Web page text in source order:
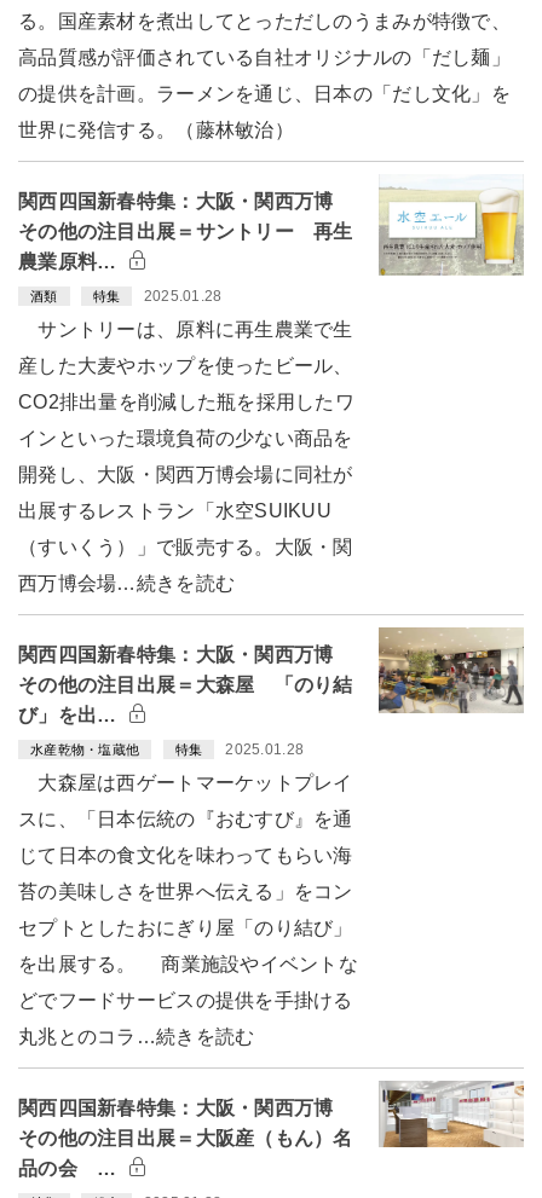
る。国産素材を煮出してとっただしのうまみが特徴で、
高品質感が評価されている自社オリジナルの「だし麺」
の提供を計画。ラーメンを通じ、日本の「だし文化」を
世界に発信する。（藤林敏治）
関西四国新春特集：大阪・関西万博
その他の注目出展＝サントリー 再生
農業原料…
酒類 特集 2025.01.28
サントリーは、原料に再生農業で生
産した大麦やホップを使ったビール、
CO2排出量を削減した瓶を採用したワ
インといった環境負荷の少ない商品を
開発し、大阪・関西万博会場に同社が
出展するレストラン「水空SUIKUU
（すいくう）」で販売する。大阪・関
西万博会場…続きを読む
関西四国新春特集：大阪・関西万博
その他の注目出展＝大森屋 「のり結
び」を出…
水産乾物・塩蔵他 特集 2025.01.28
大森屋は西ゲートマーケットプレイ
スに、「日本伝統の『おむすび』を通
じて日本の食文化を味わってもらい海
苔の美味しさを世界へ伝える」をコン
セプトとしたおにぎり屋「のり結び」
を出展する。 商業施設やイベントな
どでフードサービスの提供を手掛ける
丸兆とのコラ…続きを読む
関西四国新春特集：大阪・関西万博
その他の注目出展＝大阪産（もん）名
品の会 …